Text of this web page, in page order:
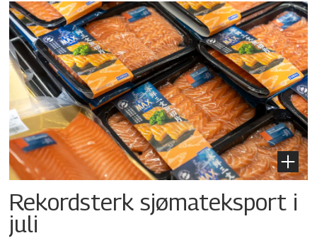
Rekordsterk sjømateksport i
juli